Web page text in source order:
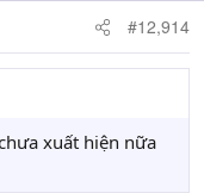
it’s clear
long-awaited
States period.
end?’ Every
When I was
#12,914
xuất hiện nữa